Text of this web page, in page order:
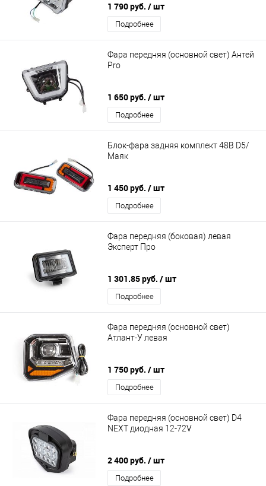
1 790 руб. / шт
Подробнее
Фара передняя (основной свет) Антей
Pro
1 650 руб. / шт
Подробнее
Блок-фара задняя комплект 48В D5/
Маяк
1 450 руб. / шт
Подробнее
Фара передняя (боковая) левая
Эксперт Про
1 301.85 руб. / шт
Подробнее
Фара передняя (основной свет)
Атлант-У левая
1 750 руб. / шт
Подробнее
Фара передняя (основной свет) D4
NEXT диодная 12-72V
2 400 руб. / шт
Подробнее